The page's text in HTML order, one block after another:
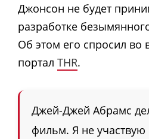
Джонсон не будет
разработке
Об этом его спросил во
портал THR.
Джей-Джей Абрамс
фильм. Я не